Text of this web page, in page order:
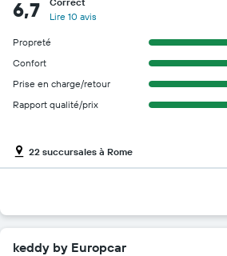
6,7
Lire 10 avis
Propreté
Confort
Prise en charge/retour
Rapport qualité/prix
22 succursales à Rome
keddy by Europcar